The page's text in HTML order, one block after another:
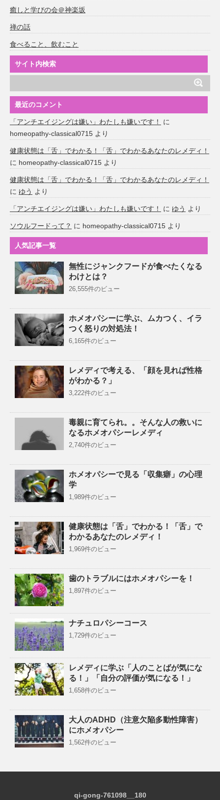
癒しと学びの会＠神楽坂
禅の話
食べること、飲むこと
サイト内検索
最近のコメント
「アンチエイジングは嫌い」わたしも嫌いです！
に
homeopathy-classical0715 より
健康状態は「舌」でわかる！「舌」でわかるあなたのレメディ！
に homeopathy-classical0715 より
健康状態は「舌」でわかる！「舌」でわかるあなたのレメディ！
に ゆう より
「アンチエイジングは嫌い」わたしも嫌いです！ に ゆう より
ソウルフードって？ に homeopathy-classical0715 より
人気記事一覧
無性にジャンクフードが食べたくなる
わけとは？
26,555件のビュー
ホメオパシーに学ぶ、ムカつく、イラ
つく怒りの対処法！
6,165件のビュー
レメディで考える、「顔を見れば性格
がわかる？」
3,222件のビュー
毒親に育てられ。。そんな人の救いに
なるホメオパシーレメディ
2,740件のビュー
ホメオパシーで見る「収集癖」の心理
学
1,989件のビュー
健康状態は「舌」でわかる！「舌」で
わかるあなたのレメディ！
1,969件のビュー
歯のトラブルにはホメオパシーを！
1,897件のビュー
ナチュロパシーコース
1,729件のビュー
レメディに学ぶ「人のことばが気にな
る！」「自分の評価が気になる！」
1,658件のビュー
大人のADHD（注意欠陥多動性障害）
にホメオパシー
1,562件のビュー
qi-gong-761098__180